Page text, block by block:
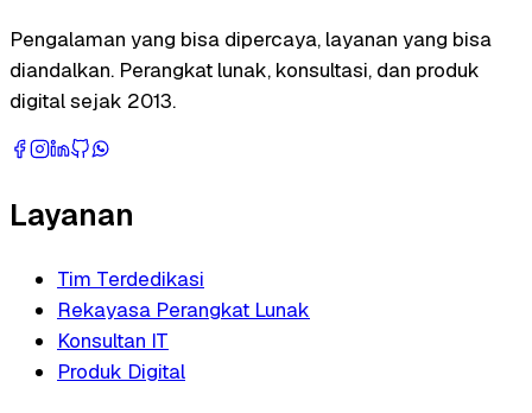
Pengalaman yang bisa dipercaya, layanan yang bisa
diandalkan. Perangkat lunak, konsultasi, dan produk
digital sejak 2013.
Layanan
Tim Terdedikasi
Rekayasa Perangkat Lunak
Konsultan IT
Produk Digital